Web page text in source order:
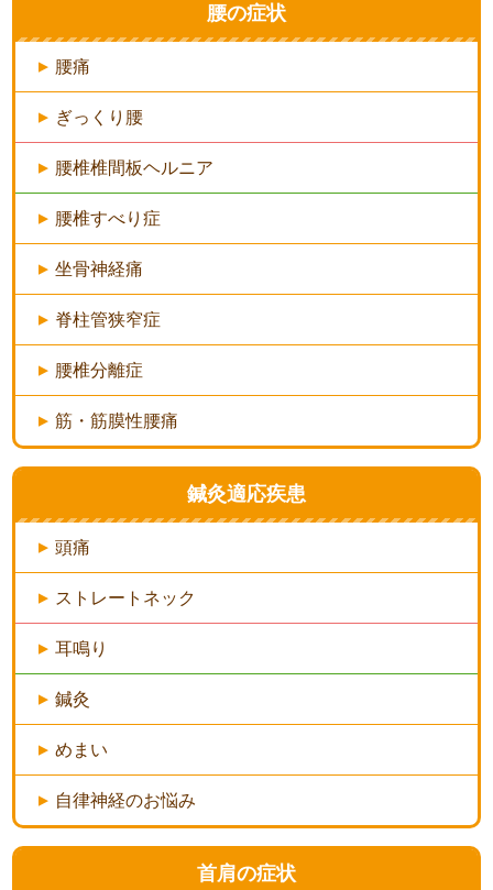
腰の症状
腰痛
ぎっくり腰
腰椎椎間板ヘルニア
腰椎すべり症
坐骨神経痛
脊柱管狭窄症
腰椎分離症
筋・筋膜性腰痛
鍼灸適応疾患
頭痛
ストレートネック
耳鳴り
鍼灸
めまい
自律神経のお悩み
首肩の症状